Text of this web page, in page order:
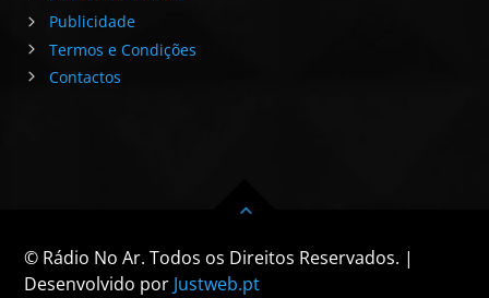
Publicidade
Termos e Condições
Contactos
© Rádio No Ar. Todos os Direitos Reservados. |
Desenvolvido por Justweb.pt